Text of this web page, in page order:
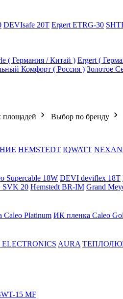
DEVIsafe 20T Ergert ETRG-30
( Германия / Китай ) Ergert (
Комфорт ( Россия ) Золотое
площадей Выбор по бренду
HEMSTEDT IQWATT
Supercable 18W DEVI deviflex 18T
SVK 20 Hemstedt BR-IM Grand
Platinum ИК пленка Caleo
ELECTRONICS AURA
15 MF